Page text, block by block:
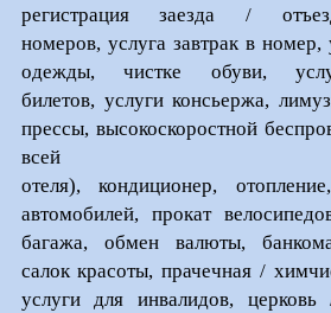
регистрация заезда /
номеров, услуга завтрак в
одежды, чистке обуви,
билетов, услуги консьержа,
прессы, высокоскоростной
всей
отеля), кондиционер,
автомобилей, прокат
багажа, обмен валюты,
салок красоты, прачечная /
услуги для инвалидов,